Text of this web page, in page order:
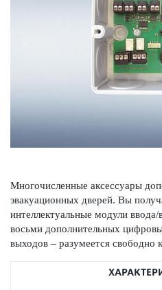
Многочис­ленные аксессуары
эвакуацио­нных дверей. Вы
интеллектуальные модули
восьми дополнительных
выходов – разумеется свободно